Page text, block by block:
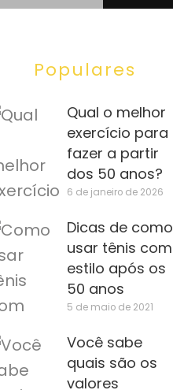
Populares
Qual o melhor
exercício para
fazer a partir
dos 50 anos?
6 de janeiro de 2026
Dicas de como
usar tênis com
estilo após os
50 anos
5 de maio de 2021
Você sabe
quais são os
valores